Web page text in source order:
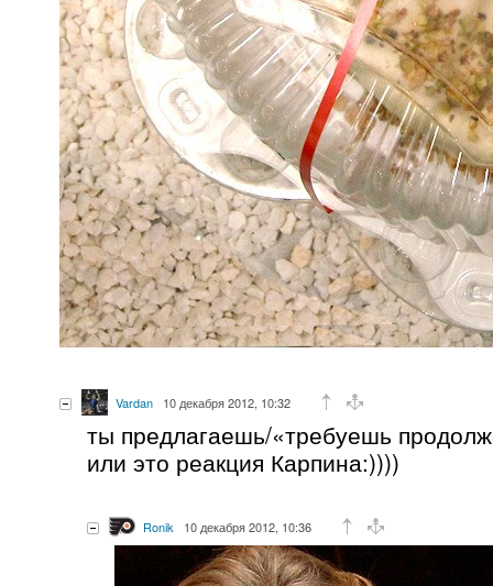
Vardan 10 декабря 2012, 10:32
ты предлагаешь/«требуешь
или это реакция Карпина:))))
Ronik 10 декабря 2012, 10:36